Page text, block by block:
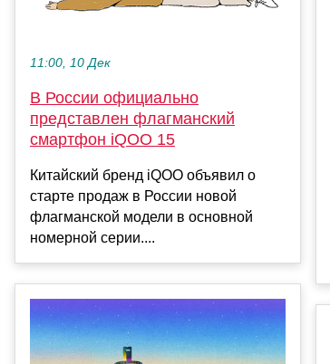
11:00, 10 Дек
В России официально
представлен флагманский
смартфон iQOO 15
Китайский бренд iQOO объявил о
старте продаж в России новой
флагманской модели в основной
номерной серии....